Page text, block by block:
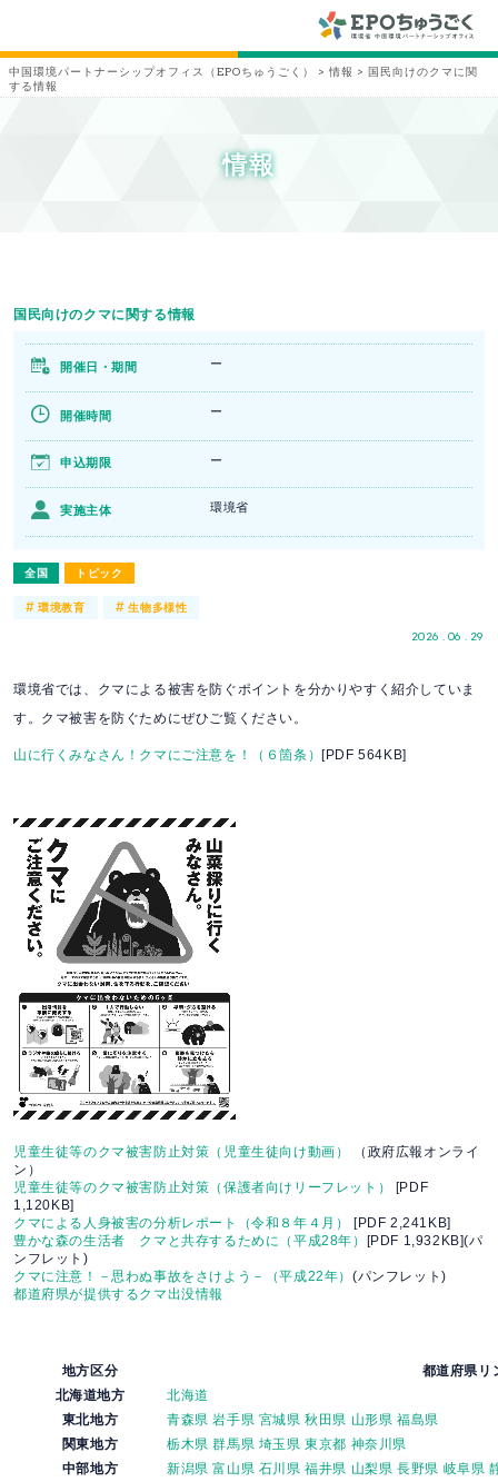
中国環境パートナーシップオフィス（EPOちゅうごく） > 情報 > 国民向けのクマに関
する情報
情報
国民向けのクマに関する情報
全国 トピック
2026 . 06 . 29
開催日・期間 ー
開催時間 ー
申込期限 ー
実施主体 環境省
#環境教育 #生物多様性
環境省では、クマによる被害を防ぐポイントを分かりやすく紹介していま
す。クマ被害を防ぐためにぜひご覧ください。
山に行くみなさん！クマにご注意を！（６箇条） [PDF 564KB]
児童生徒等のクマ被害防止対策（児童生徒向け動画）
（政府広報オンライ
ン）
児童生徒等のクマ被害防止対策（保護者向けリーフレット） [PDF
1,120KB]
クマによる人身被害の分析レポート（令和８年４月） [PDF 2,241KB]
豊かな森の生活者 クマと共存するために（平成28年） [PDF 1,932KB](パ
ンフレット)
クマに注意！－思わぬ事故をさけよう－（平成22年）(パンフレット)
都道府県が提供するクマ出没情報
地方区分
都道府県リ
北海道地方
北海道
東北地方
青森県 岩手県 宮城県 秋田県 山形県 福島県
関東地方
栃木県 群馬県 埼玉県 東京都 神奈川県
中部地方
新潟県 富山県 石川県 福井県 山梨県 長野県 岐阜県